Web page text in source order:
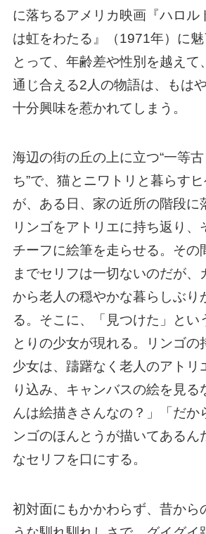
に落ちるアメリカ映画『ハロル
は虹をわたる』（1971年）に
とって、年齢差や性別を越えて
通じ合える2人の物語は、もは
十分興味を惹かれてしまう。
海辺の街の丘の上に立つ“一等
ち”で、猫とニワトリと暮らす
が、ある日、家の近所の階段に
リンゴをアトリエに持ち返り、
チーフに絵筆を走らせる。その
までセリフは一切ないのだが、
から老人の穏やかな暮らしぶり
る。そこに、「見つけた」とい
とりの少女が現れる。リンゴの
少女は、躊躇なく老人のアトリ
り込み、キャンバスの絵を見る
んは絵描きさんなの？」「だか
ンゴのほんとうが描いてあるん
なセリフを口にする。
初対面にもかかわらず、昔から